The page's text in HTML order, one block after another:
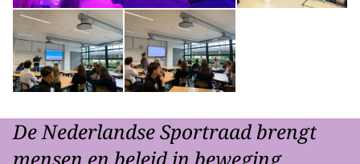
Open de galerij in vergrote weergaveOpen de galerij in vergrote
De Nederlandse Sportraad brengt
mensen en beleid in beweging